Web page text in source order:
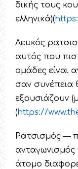
δικής τους
ελληνικά)(https
Λευκός
αυτός που
ομάδες είναι
σαν συνέπεια
εξουσιάζουν
(https://www.
Ρατσισμός —
ανταγωνισμός
άτομο